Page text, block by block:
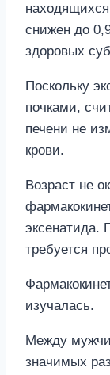
снижен до
здоровых
Поскольку
почками,
печени не
крови.
Возраст не
эксенатида.
требуется
изучалась.
Между
значимых